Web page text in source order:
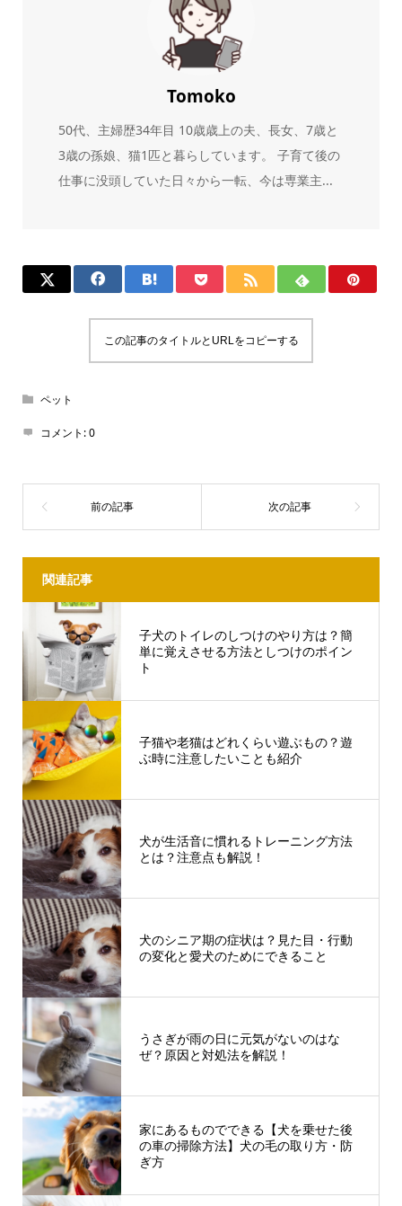
Tomoko
50代、主婦歴34年目 10歳歳上の夫、長女、7歳と
3歳の孫娘、猫1匹と暮らしています。 子育て後の
仕事に没頭していた日々から一転、今は専業主...
この記事のタイトルとURLをコピーする
ペット
コメント:0
関連記事
子犬のトイレのしつけのやり方は？簡
単に覚えさせる方法としつけのポイン
ト
子猫や老猫はどれくらい遊ぶもの？遊
ぶ時に注意したいことも紹介
犬が生活音に慣れるトレーニング方法
とは？注意点も解説！
犬のシニア期の症状は？見た目・行動
の変化と愛犬のためにできること
うさぎが雨の日に元気がないのはな
ぜ？原因と対処法を解説！
家にあるものでできる【犬を乗せた後
の車の掃除方法】犬の毛の取り方・防
ぎ方